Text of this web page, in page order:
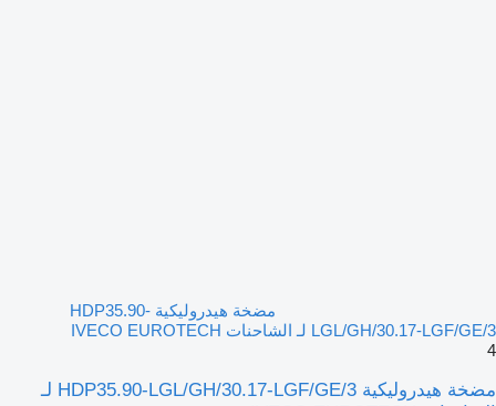
مضخة هيدروليكية HDP35.90-
LGL/GH/30.17-LGF/GE/3 لـ الشاحنات IVECO EUROTECH
4
مضخة هيدروليكية HDP35.90-LGL/GH/30.17-LGF/GE/3 لـ